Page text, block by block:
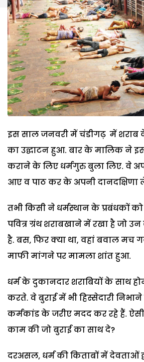
इस साल जनवरी में चंडीगढ़ में
का उद्घाटन हुआ. बार के मालिक ने
कराने के लिए धर्मगुरु बुला लिए. वे
आए व पाठ कर के अपनी
तभी किसी ने धर्मस्थान के प्रबंधकों
पवित्र ग्रंथ शराबखाने में रखा है जो
है. बस, फिर क्या था, वहां बवाल मच
माफी मांगने पर मामला शांत हुआ.
धर्म के दुकानदार शराबियों के साथ
करते. वे बुराई में भी हिस्सेदारी
कर्मकांड के जरीए मदद कर रहे हैं. ऐसी
काम की जो बुराई का साथ दे?
दरअसल, धर्म की किताबों में देवताओं